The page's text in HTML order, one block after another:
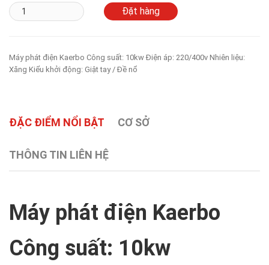
Máy phát điện Kaerbo Công suất: 10kw Điện áp: 220/400v Nhiên liệu:
Xăng Kiểu khởi động: Giật tay / Đề nổ
ĐẶC ĐIỂM NỔI BẬT CƠ SỞ
THÔNG TIN LIÊN HỆ
Máy phát điện Kaerbo
Công suất: 10kw